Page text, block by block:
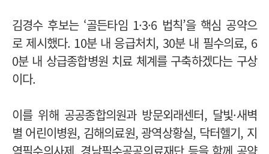
김경수 후보는 ‘골든타임 1·3·6 법칙’을 핵심 공약으
로 제시했다. 10분 내 응급처치, 30분 내 필수의료, 6
0분 내 상급종합병원 치료 체계를 구축하겠다는 구상
이다.
이를 위해 공공종합의원과 방문외래센터, 달빛·새벽
별 어린이병원, 김해의료원, 광역상황실, 닥터헬기, 지
역필수의사제, 경남필수공공의료재단 등을 함께 공약